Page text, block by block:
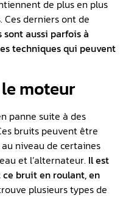
de plus en plus
Ces derniers ont de
sont aussi parfois à
techniques qui peuvent
moteur
panne suite à des
bruits peuvent être
niveau de certaines
et l’alternateur. Il est
bruit en roulant, en
plusieurs types de